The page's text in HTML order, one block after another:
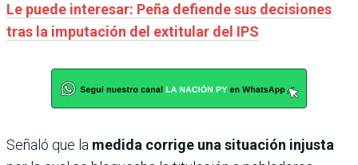
Le puede interesar: Peña defiende sus decisiones
tras la imputación del extitular del IPS
Señaló que la medida corrige una situación injusta